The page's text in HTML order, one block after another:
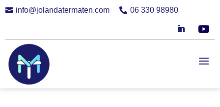
 info@jolandatermaten.com  06 330 98980